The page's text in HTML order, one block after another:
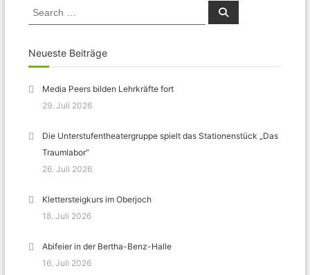
Search
for:
Search
Neueste Beiträge
Media Peers bilden Lehrkräfte fort
29. Juli 2026
Die Unterstufentheatergruppe spielt das Stationenstück „Das
Traumlabor“
26. Juli 2026
Klettersteigkurs im Oberjoch
18. Juli 2026
Abifeier in der Bertha-Benz-Halle
16. Juli 2026